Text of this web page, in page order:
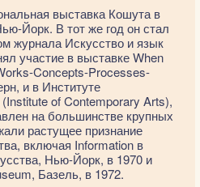
выставка Кошута в
Йорк. В тот же год он стал
журнала Искусство и язык
участие в выставке When
Concepts-Processes-
и в Институте
of Contemporary Arts),
на большинстве крупных
растущее признание
включая Information в
Нью-Йорк, в 1970 и
Базель, в 1972.